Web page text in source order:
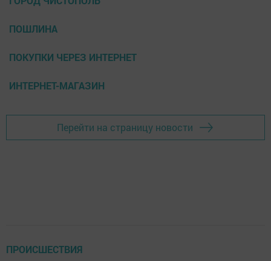
ПОШЛИНА
ПОКУПКИ ЧЕРЕЗ ИНТЕРНЕТ
ИНТЕРНЕТ-МАГАЗИН
Перейти на страницу новости
ПРОИСШЕСТВИЯ